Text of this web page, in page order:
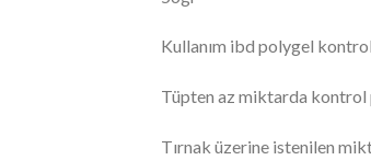
Kullanım ibd polygel
Tüpten az miktarda kontrol
Tırnak üzerine istenilen